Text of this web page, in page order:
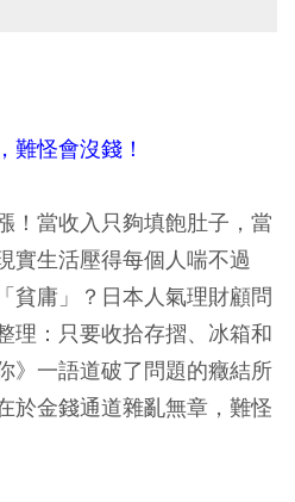
難怪會沒錢！
！當收入只夠填飽肚子，當
實生活壓得每個人喘不過
庸」？日本人氣理財顧問
理：只要收拾存摺、冰箱和
》一語道破了問題的癥結所
於金錢通道雜亂無章，難怪